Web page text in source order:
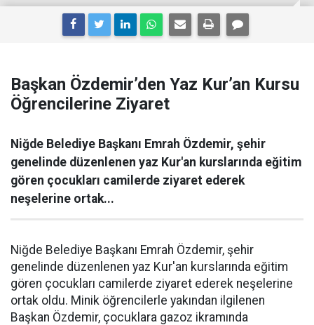
Başkan Özdemir’den Yaz Kur’an Kursu
Öğrencilerine Ziyaret
Niğde Belediye Başkanı Emrah Özdemir, şehir
genelinde düzenlenen yaz Kur'an kurslarında eğitim
gören çocukları camilerde ziyaret ederek
neşelerine ortak...
Niğde Belediye Başkanı Emrah Özdemir, şehir
genelinde düzenlenen yaz Kur'an kurslarında eğitim
gören çocukları camilerde ziyaret ederek neşelerine
ortak oldu. Minik öğrencilerle yakından ilgilenen
Başkan Özdemir, çocuklara gazoz ikramında